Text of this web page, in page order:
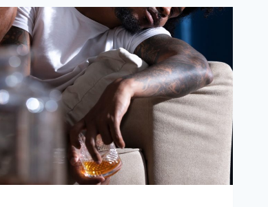
PLUS
:
LE
DÉSIR
SEXUEL
ET
LA
GENT
FÉMININE